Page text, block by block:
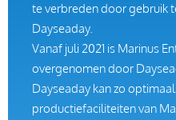
te verbreden door gebruik
Dayseaday.
Vanaf juli 2021 is Marinus
overgenomen door
Dayseaday kan zo
productiefaciliteiten van